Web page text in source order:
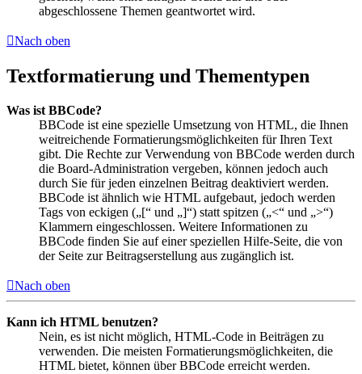
abgeschlossene Themen geantwortet wird.
Nach oben
Textformatierung und Thementypen
Was ist BBCode?
BBCode ist eine spezielle Umsetzung von HTML, die Ihnen
weitreichende Formatierungsmöglichkeiten für Ihren Text
gibt. Die Rechte zur Verwendung von BBCode werden durch
die Board-Administration vergeben, können jedoch auch
durch Sie für jeden einzelnen Beitrag deaktiviert werden.
BBCode ist ähnlich wie HTML aufgebaut, jedoch werden
Tags von eckigen („[“ und „]“) statt spitzen („<“ und „>“)
Klammern eingeschlossen. Weitere Informationen zu
BBCode finden Sie auf einer speziellen Hilfe-Seite, die von
der Seite zur Beitragserstellung aus zugänglich ist.
Nach oben
Kann ich HTML benutzen?
Nein, es ist nicht möglich, HTML-Code in Beiträgen zu
verwenden. Die meisten Formatierungsmöglichkeiten, die
HTML bietet, können über BBCode erreicht werden.